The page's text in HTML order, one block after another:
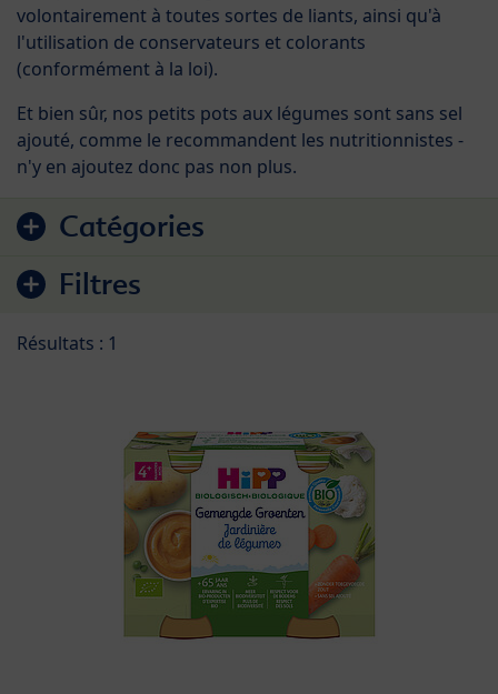
Accéder à la liste des produits
Catégories
Filtres
volontairement à toutes sortes de liants, ainsi qu'à
l'utilisation de conservateurs et colorants
(conformément à la loi).
Et bien sûr, nos petits pots aux légumes sont sans sel
ajouté, comme le recommandent les nutritionnistes -
n'y en ajoutez donc pas non plus.
Résultats : 1